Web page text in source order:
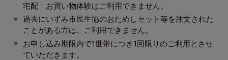
宅配 お買い物体験はご利用できません。
過去にいずみ市民生協のおためしセット等を注文された
ことがある方は、ご利用できません。
お申し込み期限内で1世帯につき1回限りのご利用とさせ
ていただきます。